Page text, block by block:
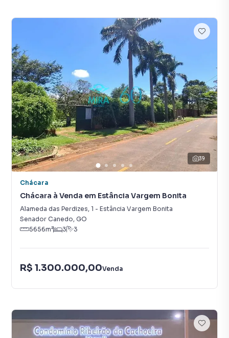
39
Chácara
Chácara à Venda em Estância Vargem Bonita
Alameda das Perdizes, 1 - Estância Vargem Bonita
Senador Canedo, GO
5656m² 3 3
R$ 1.300.000,00Venda